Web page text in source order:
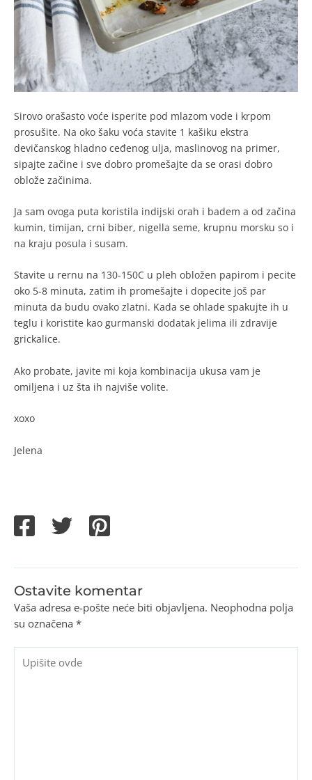
Sirovo orašasto voće isperite pod mlazom vode i krpom
prosušite. Na oko šaku voća stavite 1 kašiku ekstra
devičanskog hladno ceđenog ulja, maslinovog na primer,
sipajte začine i sve dobro promešajte da se orasi dobro
oblože začinima.
Ja sam ovoga puta koristila indijski orah i badem a od začina
kumin, timijan, crni biber, nigella seme, krupnu morsku so i
na kraju posula i susam.
Stavite u rernu na 130-150C u pleh obložen papirom i pecite
oko 5-8 minuta, zatim ih promešajte i dopecite još par
minuta da budu ovako zlatni. Kada se ohlade spakujte ih u
teglu i koristite kao gurmanski dodatak jelima ili zdravije
grickalice.
Ako probate, javite mi koja kombinacija ukusa vam je
omiljena i uz šta ih najviše volite.
xoxo
Jelena
Ostavite komentar
Vaša adresa e-pošte neće biti objavljena. Neophodna polja
su označena *
ovde